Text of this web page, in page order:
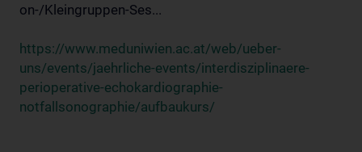
on-/Kleingruppen-Ses...
https://www.meduniwien.ac.at/web/ueber-
uns/events/jaehrliche-events/interdisziplinaere-
perioperative-echokardiographie-
notfallsonographie/aufbaukurs/